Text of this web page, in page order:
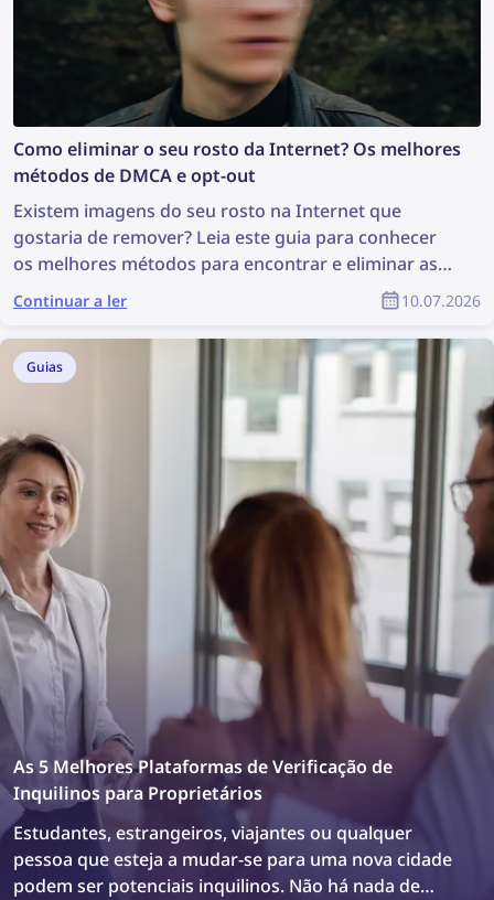
Como eliminar o seu rosto da Internet? Os melhores
métodos de DMCA e opt-out
Existem imagens do seu rosto na Internet que
gostaria de remover? Leia este guia para conhecer
os melhores métodos para encontrar e eliminar as
suas fotografias online!
Continuar a ler 10.07.2026
Guias
As 5 Melhores Plataformas de Verificação de
Inquilinos para Proprietários
Estudantes, estrangeiros, viajantes ou qualquer
pessoa que esteja a mudar-se para uma nova cidade
podem ser potenciais inquilinos. Não há nada de